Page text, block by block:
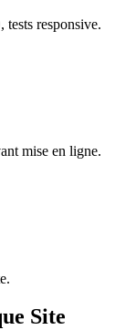
responsive.
mise en ligne.
Site